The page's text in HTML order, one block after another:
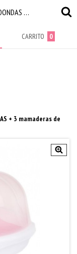
ESTERILIZADOR DE MAMADERAS PARA MICROONDAS + 3 MAMADERAS DE REGALO!
CARRITO 0
+ 3 mamaderas de